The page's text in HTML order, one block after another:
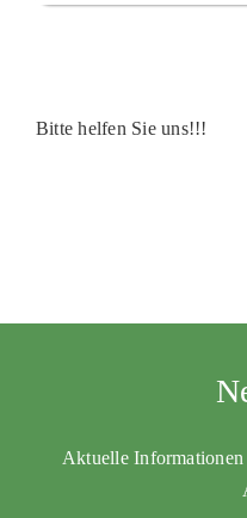
Bitte helfen Sie uns!!!
Aktuelle